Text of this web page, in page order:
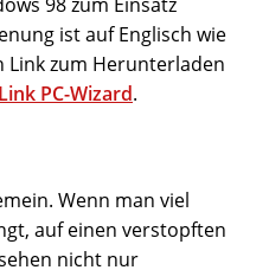
ist auf Englisch wie
Link zum Herunterladen
PC-Wizard.
Wenn man viel
auf einen verstopften
nicht nur